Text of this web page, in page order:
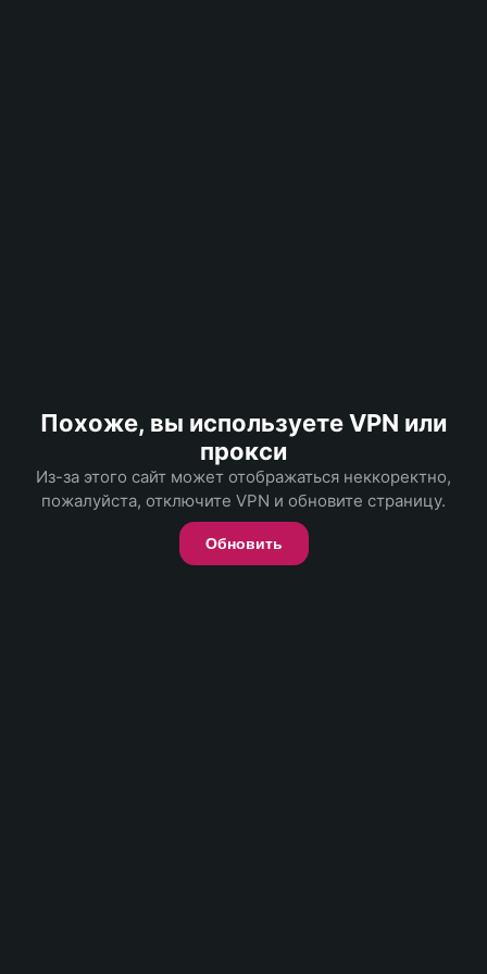
Похоже, вы используете VPN или
прокси
Из-за этого сайт может отображаться неккоректно,
пожалуйста, отключите VPN и обновите страницу.
Обновить